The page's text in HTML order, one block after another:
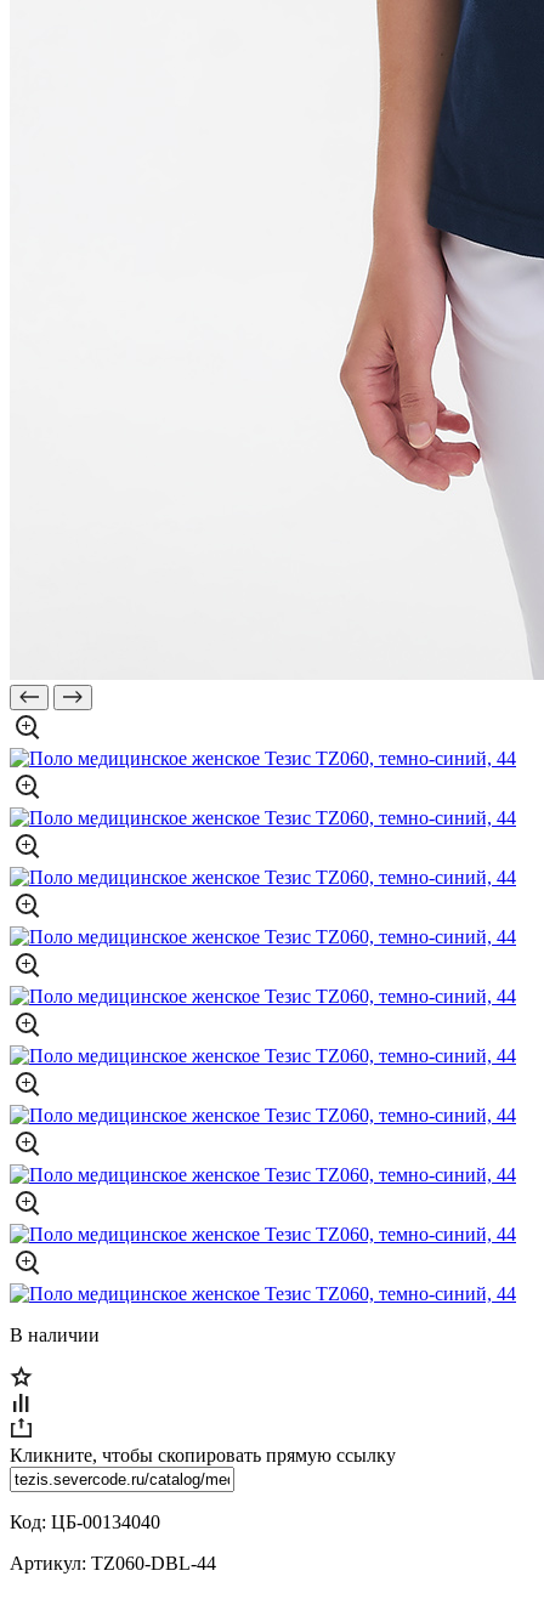
В наличии
Кликните, чтобы скопировать прямую ссылку
Код: ЦБ-00134040
Артикул: TZ060-DBL-44